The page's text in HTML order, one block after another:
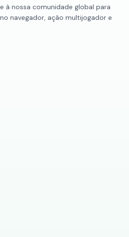
à nossa comunidade global para
navegador, ação multijogador e